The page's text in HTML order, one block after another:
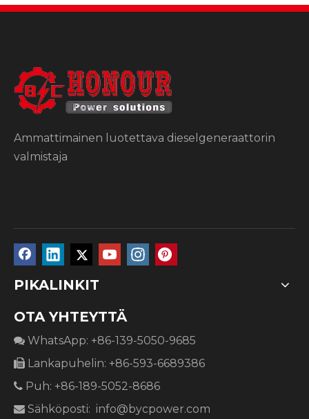
Ammattimainen luotettava dieselgeneraattorin
valmistaja
PIKALINKIT
OTA YHTEYTTÄ
 WhatsApp: +86-139-5050-9685
 Lankapuhelin: +86-593-6689386
 Puh: +86-189-5052-8686
 Sähköposti: info@bycpower.com